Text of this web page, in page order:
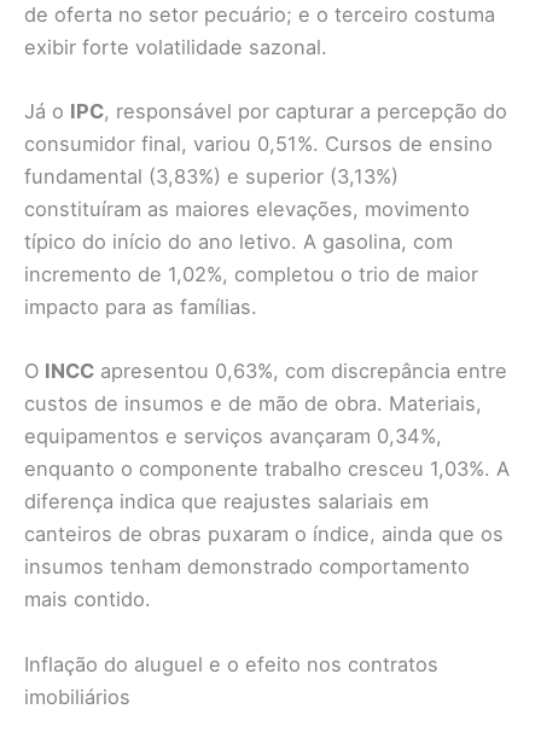
de oferta no setor pecuário; e o terceiro costuma
exibir forte volatilidade sazonal.
Já o IPC, responsável por capturar a percepção do
consumidor final, variou 0,51%. Cursos de ensino
fundamental (3,83%) e superior (3,13%)
constituíram as maiores elevações, movimento
típico do início do ano letivo. A gasolina, com
incremento de 1,02%, completou o trio de maior
impacto para as famílias.
O INCC apresentou 0,63%, com discrepância entre
custos de insumos e de mão de obra. Materiais,
equipamentos e serviços avançaram 0,34%,
enquanto o componente trabalho cresceu 1,03%. A
diferença indica que reajustes salariais em
canteiros de obras puxaram o índice, ainda que os
insumos tenham demonstrado comportamento
mais contido.
Inflação do aluguel e o efeito nos contratos
imobiliários